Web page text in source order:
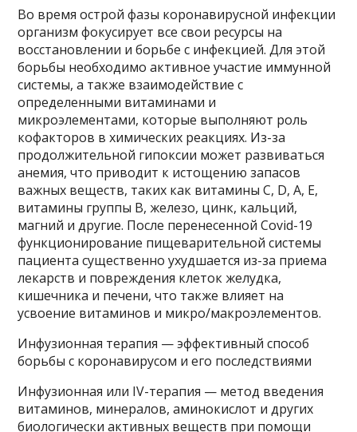
Во время острой фазы коронавирусной инфекции
организм фокусирует все свои ресурсы на
восстановлении и борьбе с инфекцией. Для этой
борьбы необходимо активное участие иммунной
системы, а также взаимодействие с
определенными витаминами и
микроэлементами, которые выполняют роль
кофакторов в химических реакциях. Из-за
продолжительной гипоксии может развиваться
анемия, что приводит к истощению запасов
важных веществ, таких как витамины C, D, A, E,
витамины группы В, железо, цинк, кальций,
магний и другие. После перенесенной Covid-19
функционирование пищеварительной системы
пациента существенно ухудшается из-за приема
лекарств и повреждения клеток желудка,
кишечника и печени, что также влияет на
усвоение витаминов и микро/макроэлементов.
Инфузионная терапия — эффективный способ
борьбы с коронавирусом и его последствиями
Инфузионная или IV-терапия — метод введения
витаминов, минералов, аминокислот и других
биологически активных веществ при помощи